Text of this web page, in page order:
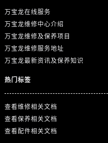
万宝龙在线服务
万宝龙维修中心介绍
万宝龙维修及保养项目
万宝龙维修服务地址
万宝龙最新资讯及保养知识
热门标签
查看维修相关文档
查看保养相关文档
查看配件相关文档